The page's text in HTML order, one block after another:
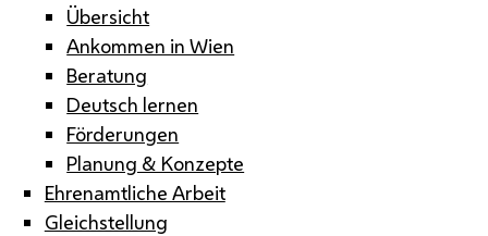
Übersicht
Ankommen in Wien
Beratung
Deutsch lernen
Förderungen
Planung & Konzepte
Ehrenamtliche Arbeit
Gleichstellung